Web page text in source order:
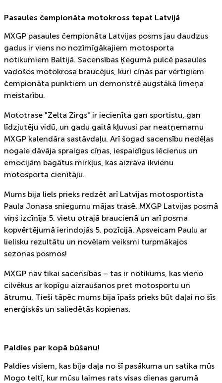
Pasaules čempionāta motokross tepat Latvijā
MXGP pasaules čempionāta Latvijas posms jau daudzus
gadus ir viens no nozīmīgākajiem motosporta
notikumiem Baltijā. Sacensības Ķegumā pulcē pasaules
vadošos motokrosa braucējus, kuri cīnās par vērtīgiem
čempionāta punktiem un demonstrē augstākā līmeņa
meistarību.
Mototrase "Zelta Zirgs" ir iecienīta gan sportistu, gan
līdzjutēju vidū, un gadu gaitā kļuvusi par neatņemamu
MXGP kalendāra sastāvdaļu. Arī šogad sacensību nedēļas
nogale dāvāja spraigas cīņas, iespaidīgus lēcienus un
emocijām bagātus mirkļus, kas aizrāva ikvienu
motosporta cienītāju.
Mums bija liels prieks redzēt arī Latvijas motosportista
Paula Jonasa sniegumu mājas trasē. MXGP Latvijas posmā
viņš izcīnīja 5. vietu otrajā braucienā un arī posma
kopvērtējumā ierindojās 5. pozīcijā. Apsveicam Paulu ar
lielisku rezultātu un novēlam veiksmi turpmākajos
sezonas posmos!
MXGP nav tikai sacensības – tas ir notikums, kas vieno
cilvēkus ar kopīgu aizraušanos pret motosportu un
ātrumu. Tieši tāpēc mums bija īpašs prieks būt daļai no šīs
enerģiskās un saliedētās kopienas.
Paldies par kopā būšanu!
Paldies visiem, kas bija daļa no šī pasākuma un satika mūs
Mogo teltī, kur mūsu laimes rats visas dienas garumā